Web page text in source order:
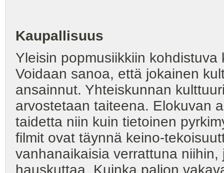
Kaupallisuus
Yleisin popmusiikkiin
Voidaan sanoa, että jokainen
ansainnut. Yhteiskunnan
arvostetaan taiteena. Elokuvan
taidetta niin kuin tietoinen
filmit ovat täynnä keino-
vanhanaikaisia verrattuna
hauskuttaa. Kuinka paljon